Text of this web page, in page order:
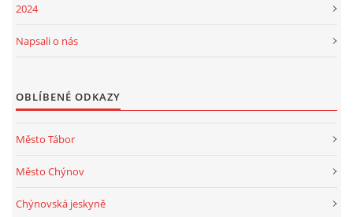
2024
Napsali o nás
OBLÍBENÉ ODKAZY
Město Tábor
Město Chýnov
Chýnovská jeskyně